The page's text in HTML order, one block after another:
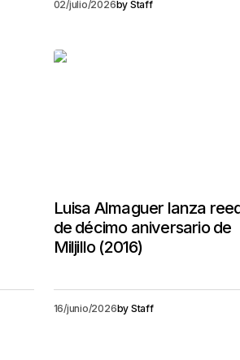
02/julio/2026by Staff
Luisa Almaguer lanza
de décimo aniversario de
Miljillo (2016)
16/junio/2026by Staff